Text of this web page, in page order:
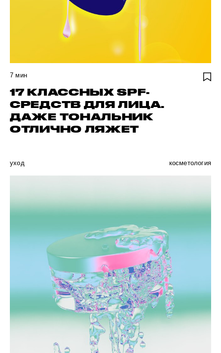
7 мин
17 КЛАССНЫХ SPF-
СРЕДСТВ ДЛЯ ЛИЦА.
ДАЖЕ ТОНАЛЬНИК
ОТЛИЧНО ЛЯЖЕТ
уход косметология